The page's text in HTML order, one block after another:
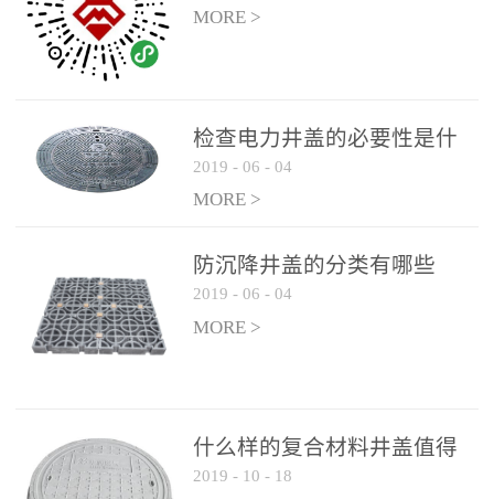
MORE >
检查电力井盖的必要性是什
么？
2019 - 06 - 04
MORE >
防沉降井盖的分类有哪些
2019 - 06 - 04
MORE >
什么样的复合材料井盖值得
选择和使用
2019 - 10 - 18